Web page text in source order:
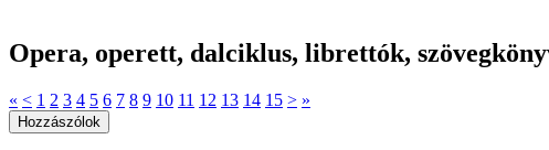
Opera, operett, dalciklus, librettók,
« < 1 2 3 4 5 6 7 8 9 10 11 12 13 14 15 > »